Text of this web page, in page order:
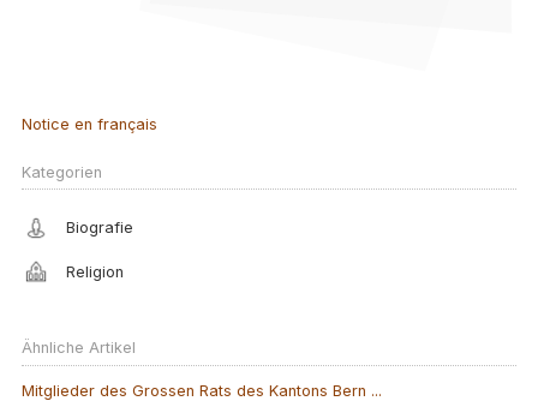
Notice en français
Kategorien
Biografie
Religion
Ähnliche Artikel
Mitglieder des Grossen Rats des Kantons Bern ...